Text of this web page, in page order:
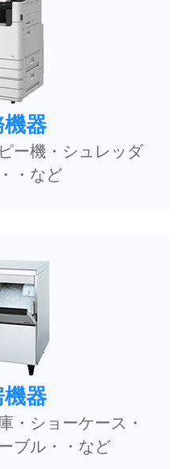
器
ー機・シュレッダ
・など
機器
・ショーケース・
ブル・・など